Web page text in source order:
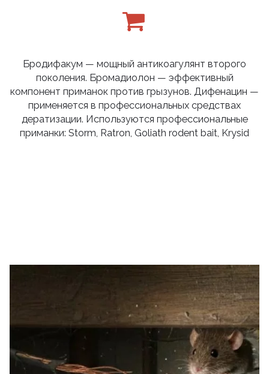
Бродифакум — мощный антикоагулянт второго
поколения. Бромадиолон — эффективный
компонент приманок против грызунов. Дифенацин —
применяется в профессиональных средствах
дератизации. Используются профессиональные
приманки: Storm, Ratron, Goliath rodent bait, Krysid